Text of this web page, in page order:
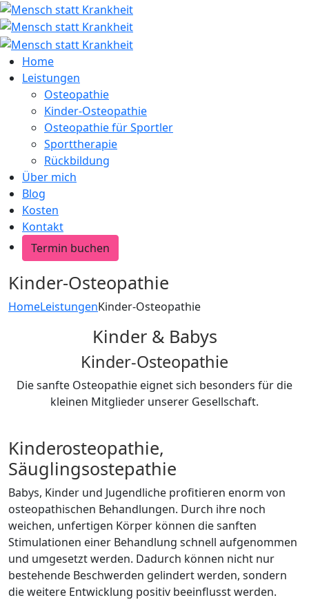
Home
Leistungen
Osteopathie
Kinder-Osteopathie
Osteopathie für Sportler
Sporttherapie
Rückbildung
Über mich
Blog
Kosten
Kontakt
Termin buchen
Kinder-Osteopathie
HomeLeistungenKinder-Osteopathie
Kinder & Babys
Kinder-Osteopathie
Die sanfte Osteopathie eignet sich besonders für die
kleinen Mitglieder unserer Gesellschaft.
Kinderosteopathie,
Säuglingsostepathie
Babys, Kinder und Jugendliche profitieren enorm von
osteopathischen Behandlungen. Durch ihre noch
weichen, unfertigen Körper können die sanften
Stimulationen einer Behandlung schnell aufgenommen
und umgesetzt werden. Dadurch können nicht nur
bestehende Beschwerden gelindert werden, sondern
die weitere Entwicklung positiv beeinflusst werden.